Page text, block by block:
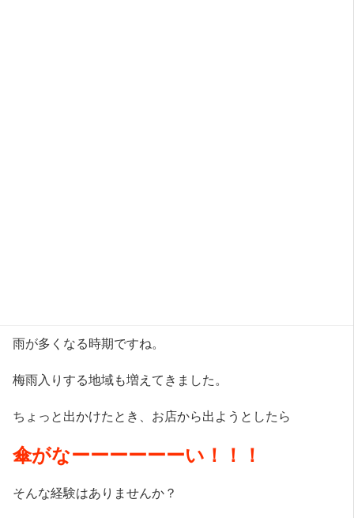
雨が多くなる時期ですね。
梅雨入りする地域も増えてきました。
ちょっと出かけたとき、お店から出ようとしたら
傘がなーーーーーーい！！！
そんな経験はありませんか？